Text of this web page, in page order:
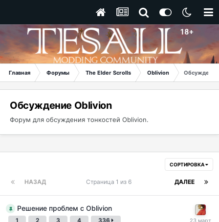
Главная Форумы The Elder Scrolls Oblivion
Обсуждение Oblivion
Форум для обсуждения тонкостей Oblivion.
СОРТИРОВКА
НАЗАД ДАЛЕЕ
Страница 1 из 6
Решение проблем с Oblivion
1 2 3 4 336